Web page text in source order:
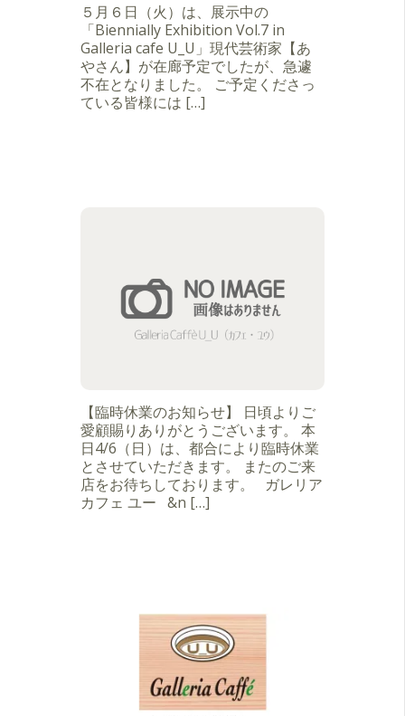
５月６日（火）は、展示中の
「Biennially Exhibition Vol.7 in
Galleria cafe U_U」現代芸術家【あ
やさん】が在廊予定でしたが、急遽
不在となりました。 ご予定くださっ
ている皆様には […]
【臨時休業のお知らせ】 日頃よりご
愛顧賜りありがとうございます。 本
日4/6（日）は、都合により臨時休業
とさせていただきます。 またのご来
店をお待ちしております。 ガレリア
カフェ ユー &n […]